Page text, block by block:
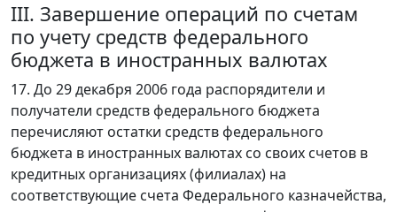
III. Завершение операций по счетам
по учету средств федерального
бюджета в иностранных валютах
17. До 29 декабря 2006 года распорядители и
получатели средств федерального бюджета
перечисляют остатки средств федерального
бюджета в иностранных валютах со своих счетов в
кредитных организациях (филиалах) на
соответствующие счета Федерального казначейства,